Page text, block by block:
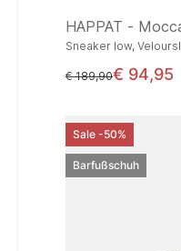
HAPPAT -
Sneaker low,
statt
€ 189,90€ 94,95
Sale -50%
Barfußschuh